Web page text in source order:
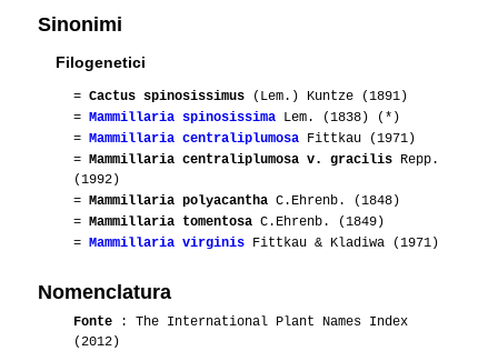
Sinonimi
Filogenetici
= Cactus spinosissimus (Lem.) Kuntze (1891)
= Mammillaria spinosissima Lem. (1838) (*)
= Mammillaria centraliplumosa Fittkau (1971)
= Mammillaria centraliplumosa v. gracilis Repp.
(1992)
= Mammillaria polyacantha C.Ehrenb. (1848)
= Mammillaria tomentosa C.Ehrenb. (1849)
= Mammillaria virginis Fittkau & Kladiwa (1971)
Nomenclatura
Fonte : The International Plant Names Index
(2012)